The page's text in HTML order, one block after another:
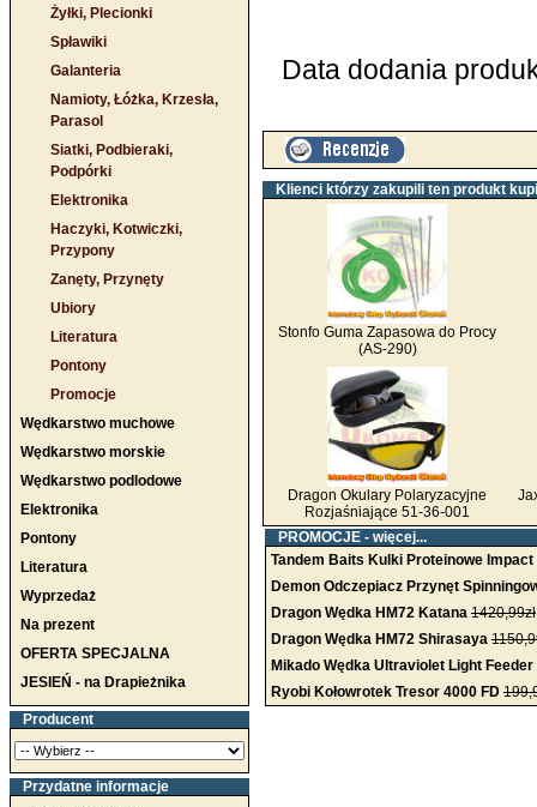
Żyłki, Plecionki
Spławiki
Galanteria
Namioty, Łóżka, Krzesła,
Parasol
Siatki, Podbieraki,
Podpórki
Elektronika
Haczyki, Kotwiczki,
Przypony
Zanęty, Przynęty
Ubiory
Literatura
Pontony
Promocje
Wędkarstwo muchowe
Wędkarstwo morskie
Wędkarstwo podlodowe
Elektronika
Pontony
Literatura
Wyprzedaż
Na prezent
OFERTA SPECJALNA
JESIEŃ - na Drapieżnika
Producent
Przydatne informacje
Data dodania
Klienci którzy zakupili ten produkt
Stonfo Guma Zapasowa do Procy
(AS-290)
Dragon Okulary Polaryzacyjne
Rozjaśniające 51-36-001
PROMOCJE - więcej...
Tandem Baits Kulki Proteinowe
Demon Odczepiacz Przynęt
Dragon Wędka HM72 Katana 1420,99zł
Dragon Wędka HM72 Shirasaya
Mikado Wędka Ultraviolet Light Feeder
Ryobi Kołowrotek Tresor 4000 FD